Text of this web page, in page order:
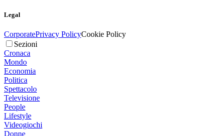
Legal
CorporatePrivacy PolicyCookie Policy
Sezioni
Cronaca
Mondo
Economia
Politica
Spettacolo
Televisione
People
Lifestyle
Videogiochi
Donne